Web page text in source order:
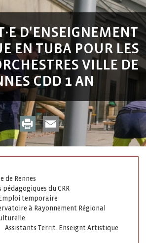
D'ENSEIGNEMENT
EN TUBA POUR LES
VILLE DE
CDD 1 AN
de Rennes
pédagogiques du CRR
Emploi temporaire
à Rayonnement Régional
Assistants Territ. Enseignt Artistique